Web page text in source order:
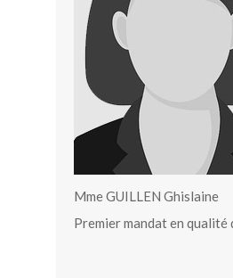
Mme GUILLEN Ghislaine
Premier mandat en qualité